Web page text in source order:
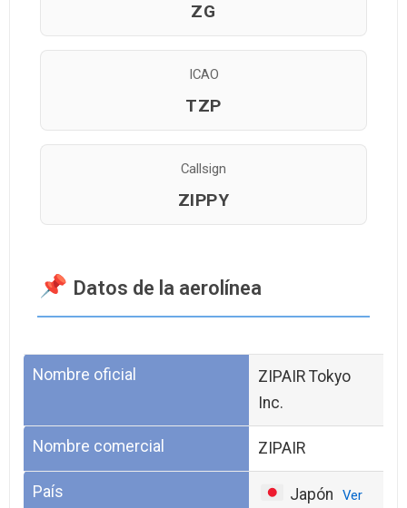
ZG
ICAO
TZP
Callsign
ZIPPY
Datos de la aerolínea
Nombre oficial
ZIPAIR Tokyo
Inc.
Nombre comercial ZIPAIR
País Japón
Ver